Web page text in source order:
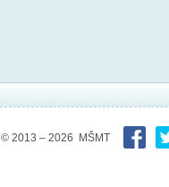
© 2013 – 2026 MŠMT